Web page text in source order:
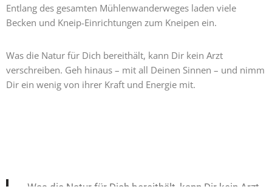
Entlang des gesamten Mühlenwanderweges laden viele
Becken und Kneip-Einrichtungen zum Kneipen ein.
Was die Natur für Dich bereithält, kann Dir kein Arzt
verschreiben. Geh hinaus – mit all Deinen Sinnen – und nimm
Dir ein wenig von ihrer Kraft und Energie mit.
Was die Natur für Dich bereithält, kann Dir kein Arzt